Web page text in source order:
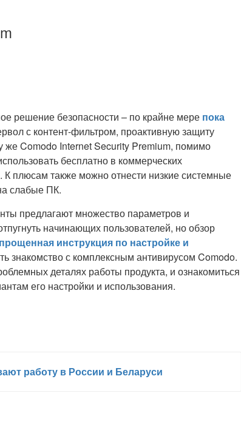
решение безопасности – по крайне мере пока
с контент-фильтром, проактивную защиту
Comodo Internet Security Premium, помимо
бесплатно в коммерческих
плюсам также можно отнести низкие системные
слабые ПК.
предлагают множество параметров и
начинающих пользователей, но обзор
инструкция по настройке и
знакомство с комплексным антивирусом Comodo.
деталях работы продукта, и ознакомиться
его настройки и использования.
работу в России и Беларуси